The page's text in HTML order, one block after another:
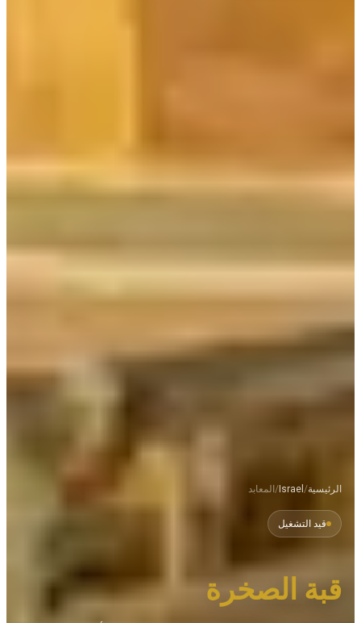
الرئيسية/
Israel
/المعابد
قيد التشغيل
قبة الصخرة